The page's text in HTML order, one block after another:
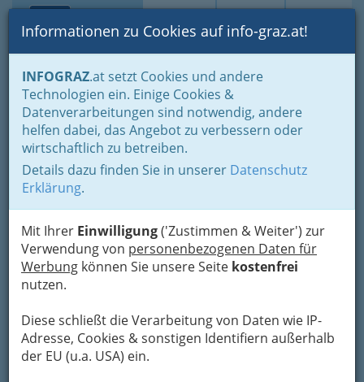
Suche Login Toggle
Informationen zu Cookies auf info-graz.at!
INFOGRAZ.at setzt Cookies und andere
Technologien ein. Einige Cookies &
Datenverarbeitungen sind notwendig, andere
helfen dabei, das Angebot zu verbessern oder
wirtschaftlich zu betreiben.
Details dazu finden Sie in unserer Datenschutz
Erklärung.
Mit Ihrer Einwilligung('Zustimmen & Weiter') zur
Verwendung von personenbezogenen Daten für
Werbung können Sie unsere Seite kostenfrei
nutzen.
Diese schließt die Verarbeitung von Daten wie IP-
Adresse, Cookies & sonstigen Identifiern außerhalb
der EU (u.a. USA) ein.
Home Branchen
Bauen - der Weg zum eigenen Haus
Immobilienbüros, Immobilienmakler, Immobilienverwalter und
Immobilientreuhänder
Immobilienmakler und Immobilienmaklerin in Graz und Umgebung
Länderrealitäten, J.
Hammerl, Gesellschaft
m.b.H. & Co.KG.
Griesplatz 11, 8020 Graz
+43 316 760 099
+43 316 760 099-90
Karte